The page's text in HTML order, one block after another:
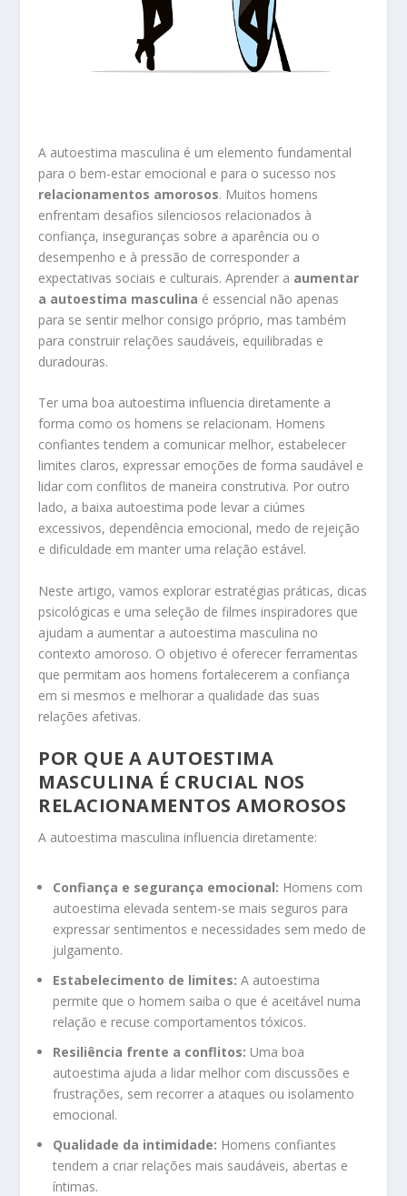
A autoestima masculina é um elemento fundamental
para o bem-estar emocional e para o sucesso nos
relacionamentos amorosos. Muitos homens
enfrentam desafios silenciosos relacionados à
confiança, inseguranças sobre a aparência ou o
desempenho e à pressão de corresponder a
expectativas sociais e culturais. Aprender a aumentar
a autoestima masculina é essencial não apenas
para se sentir melhor consigo próprio, mas também
para construir relações saudáveis, equilibradas e
duradouras.
Ter uma boa autoestima influencia diretamente a
forma como os homens se relacionam. Homens
confiantes tendem a comunicar melhor, estabelecer
limites claros, expressar emoções de forma saudável e
lidar com conflitos de maneira construtiva. Por outro
lado, a baixa autoestima pode levar a ciúmes
excessivos, dependência emocional, medo de rejeição
e dificuldade em manter uma relação estável.
Neste artigo, vamos explorar estratégias práticas, dicas
psicológicas e uma seleção de filmes inspiradores que
ajudam a aumentar a autoestima masculina no
contexto amoroso. O objetivo é oferecer ferramentas
que permitam aos homens fortalecerem a confiança
em si mesmos e melhorar a qualidade das suas
relações afetivas.
POR QUE A AUTOESTIMA
MASCULINA É CRUCIAL NOS
RELACIONAMENTOS AMOROSOS
A autoestima masculina influencia diretamente:
Confiança e segurança emocional: Homens com
autoestima elevada sentem-se mais seguros para
expressar sentimentos e necessidades sem medo de
julgamento.
Estabelecimento de limites: A autoestima
permite que o homem saiba o que é aceitável numa
relação e recuse comportamentos tóxicos.
Resiliência frente a conflitos: Uma boa
autoestima ajuda a lidar melhor com discussões e
frustrações, sem recorrer a ataques ou isolamento
emocional.
Qualidade da intimidade: Homens confiantes
tendem a criar relações mais saudáveis, abertas e
íntimas.